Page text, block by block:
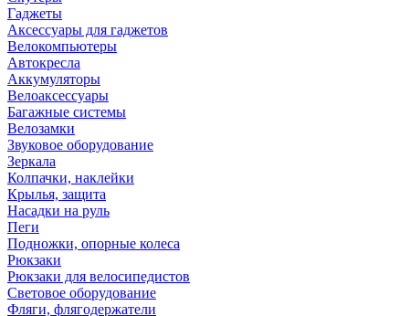
Гаджеты
Аксессуары для гаджетов
Велокомпьютеры
Автокресла
Аккумуляторы
Велоаксессуары
Багажные системы
Велозамки
Звуковое оборудование
Зеркала
Колпачки, наклейки
Крылья, защита
Насадки на руль
Пеги
Подножки, опорные колеса
Рюкзаки
Рюкзаки для велосипедистов
Световое оборудование
Фляги, флягодержатели